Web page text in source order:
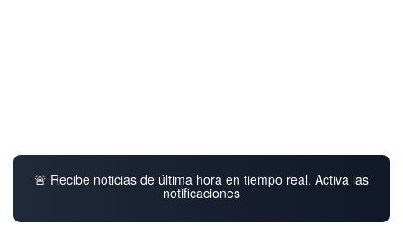
🚨 Recibe noticias de última hora en tiempo real. Activa las
notificaciones